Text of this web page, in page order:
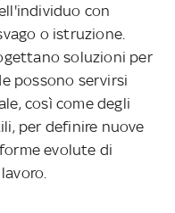
con
o istruzione.
soluzioni per
possono servirsi
così come degli
per definire nuove
evolute di